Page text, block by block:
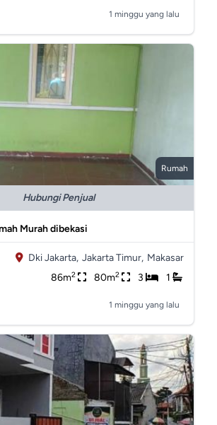
1 minggu yang lalu
Rumah
Hubungi Penjual
Murah dibekasi
Dki Jakarta, Jakarta Timur, Makasar
86m2 80m2 3 1
1 minggu yang lalu